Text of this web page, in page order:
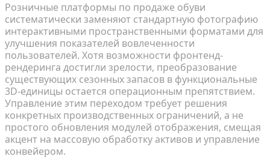
Розничные платформы по продаже обуви
систематически заменяют стандартную фотографию
интерактивными пространственными форматами для
улучшения показателей вовлеченности
пользователей. Хотя возможности фронтенд-
рендеринга достигли зрелости, преобразование
существующих сезонных запасов в функциональные
3D-единицы остается операционным препятствием.
Управление этим переходом требует решения
конкретных производственных ограничений, а не
простого обновления модулей отображения, смещая
акцент на массовую обработку активов и управление
конвейером.